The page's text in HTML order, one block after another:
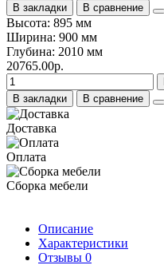
В закладки
В сравнение
Высота: 895 мм
Ширина: 900 мм
Глубина: 2010 мм
20765.00р.
В закладки
В сравнение
Доставка
Оплата
Сборка мебели
Описание
Характеристики
Отзывы 0